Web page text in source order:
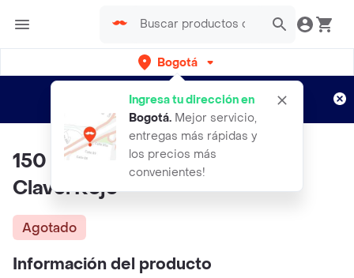
Bogotá
Ingresa tu dirección en
Bogotá. Mejor servicio,
entregas más rápidas y
los precios más
convenientes!
envíos gratis por semanas
Aplican TyC
150 Semillas Orgánicas De Flor
Clavel Rojo
Agotado
Información del producto